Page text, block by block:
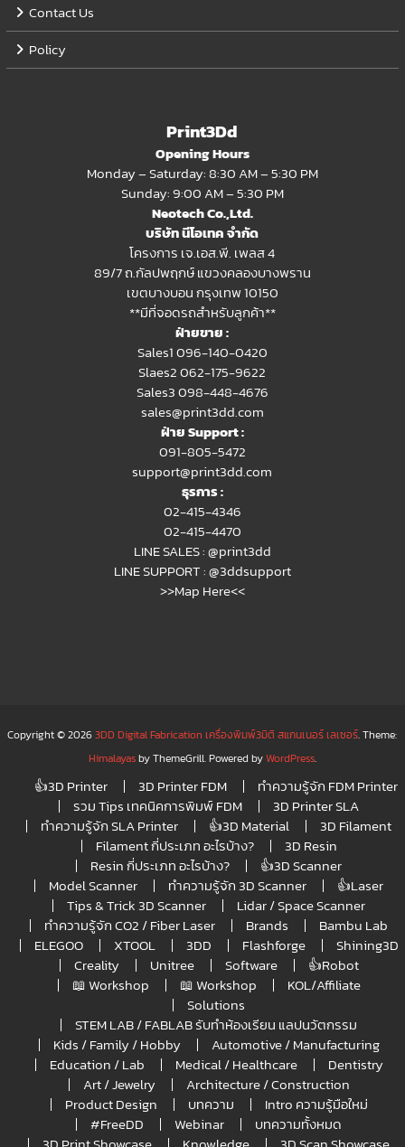
Contact Us
Policy
Print3Dd
Opening Hours
Monday – Saturday: 8:30 AM – 5:30 PM
Sunday: 9:00 AM – 5:30 PM
Neotech Co.,Ltd.
บริษัท นีโอเทค จำกัด
โครงการ เจ.เอส.พี. เพลส 4
89/7 ถ.กัลปพฤกษ์ แขวงคลองบางพราน
เขตบางบอน กรุงเทพ 10150
**มีที่จอดรถสำหรับลูกค้า**
ฝ่ายขาย :
Sales1 096-140-0420
Slaes2062-175-9622
Sales3 098-448-4676
sales@print3dd.com
ฝ่าย Support :
091-805-5472
support@print3dd.com
ธุรการ :
02-415-4346
02-415-4470
LINE SALES :@print3dd
LINE SUPPORT :@3ddsupport
>>Map Here<<
Copyright © 20263DD Digital Fabrication เครื่องพิมพ์3มิติ สแกนเนอร์ เลเซอร์. Theme:
Himalayasby ThemeGrill. Powered byWordPress.
👍3D Printer 3D Printer FDM
ทำความรู้จัก FDM Printer
รวม Tips เทคนิคการพิมพ์ FDM
3D Printer SLA
ทำความรู้จัก SLA Printer
👍3D Material
3D Filament
Filament กี่ประเภท อะไรบ้าง?
3D Resin
Resin กี่ประเภท อะไรบ้าง?
👍3D Scanner
Model Scanner
ทำความรู้จัก 3D Scanner
👍Laser
Tips & Trick 3D Scanner
Lidar / Space Scanner
ทำความรู้จัก CO2 / Fiber Laser
Brands
Bambu Lab
ELEGOO
XTOOL 3DD Flashforge
Shining3D
Creality
Unitree Software
👍Robot
📖 Workshop
📖 Workshop
KOL/Affiliate
Solutions
STEM LAB / FABLAB รับทำห้องเรียน แลปนวัตกรรม
Kids / Family / Hobby
Automotive / Manufacturing
Education / Lab
Medical / Healthcare
Dentistry
Art / Jewelry
Architecture / Construction
Product Design
บทความ
Intro ความรู้มือใหม่
#FreeDD
Webinar
บทความทั้งหมด